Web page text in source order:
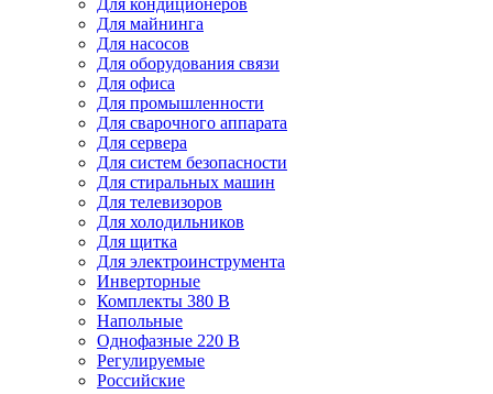
Для майнинга
Для насосов
Для оборудования связи
Для офиса
Для промышленности
Для сварочного аппарата
Для сервера
Для систем безопасности
Для стиральных машин
Для телевизоров
Для холодильников
Для щитка
Для электроинструмента
Инверторные
Комплекты 380 В
Напольные
Однофазные 220 В
Регулируемые
Российские